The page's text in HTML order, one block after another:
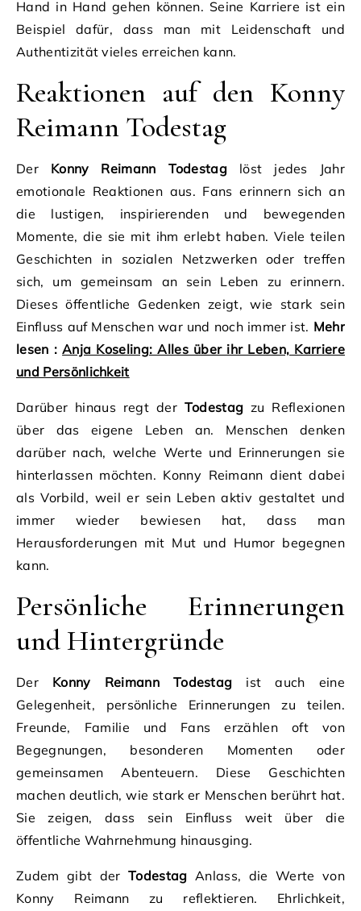
Hand in Hand gehen können. Seine Karriere ist ein
Beispiel dafür, dass man mit Leidenschaft und
Authentizität vieles erreichen kann.
Reaktionen auf den Konny
Reimann Todestag
Der Konny Reimann Todestag löst jedes Jahr
emotionale Reaktionen aus. Fans erinnern sich an
die lustigen, inspirierenden und bewegenden
Momente, die sie mit ihm erlebt haben. Viele teilen
Geschichten in sozialen Netzwerken oder treffen
sich, um gemeinsam an sein Leben zu erinnern.
Dieses öffentliche Gedenken zeigt, wie stark sein
Einfluss auf Menschen war und noch immer ist. Mehr
lesen :Anja Koseling: Alles über ihr Leben, Karriere
und Persönlichkeit
Darüber hinaus regt der Todestag zu Reflexionen
über das eigene Leben an. Menschen denken
darüber nach, welche Werte und Erinnerungen sie
hinterlassen möchten. Konny Reimann dient dabei
als Vorbild, weil er sein Leben aktiv gestaltet und
immer wieder bewiesen hat, dass man
Herausforderungen mit Mut und Humor begegnen
kann.
Persönliche Erinnerungen
und Hintergründe
Der Konny Reimann Todestag ist auch eine
Gelegenheit, persönliche Erinnerungen zu teilen.
Freunde, Familie und Fans erzählen oft von
Begegnungen, besonderen Momenten oder
gemeinsamen Abenteuern. Diese Geschichten
machen deutlich, wie stark er Menschen berührt hat.
Sie zeigen, dass sein Einfluss weit über die
öffentliche Wahrnehmung hinausging.
Zudem gibt derTodestag Anlass, die Werte von
Konny Reimann zu reflektieren. Ehrlichkeit,